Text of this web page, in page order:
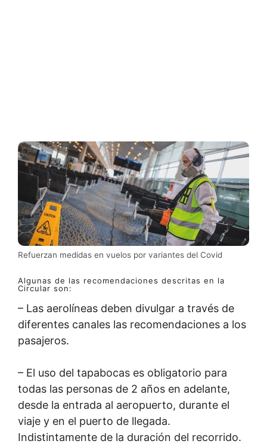
Refuerzan medidas en vuelos por variantes del Covid
Algunas de las recomendaciones descritas en la
Circular son:
– Las aerolíneas deben divulgar a través de
diferentes canales las recomendaciones a los
pasajeros.
– El uso del tapabocas es obligatorio para
todas las personas de 2 años en adelante,
desde la entrada al aeropuerto, durante el
viaje y en el puerto de llegada.
Indistintamente de la duración del recorrido.